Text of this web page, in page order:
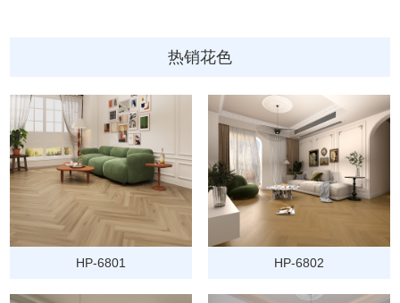
热销花色
HP-6801 HP-6802